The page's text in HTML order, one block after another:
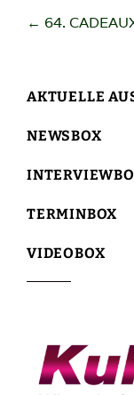
← 64.
AKTUELLE
NEWSBOX
TERMINBOX
VIDEOBOX